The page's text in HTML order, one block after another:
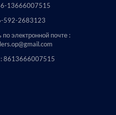
13666007515
592-2683123
по электронной почте :
8613666007515